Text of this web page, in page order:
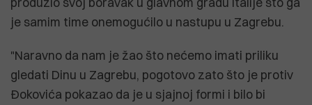
je samim time onemogućilo u nastupu u Zagrebu.
"Naravno da nam je žao što nećemo imati priliku
gledati Dinu u Zagrebu, pogotovo zato što je protiv
Đokovića pokazao da je u sjajnoj formi i bilo bi